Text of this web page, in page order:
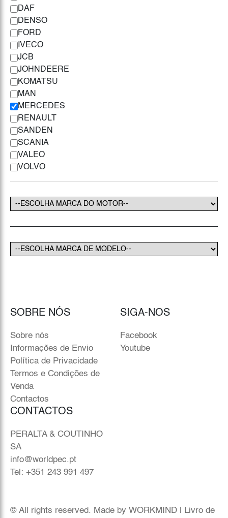
DAF
DENSO
FORD
IVECO
JCB
JOHNDEERE
KOMATSU
MAN
MERCEDES
RENAULT
SANDEN
SCANIA
VALEO
VOLVO
SOBRE NÓS
Sobre nós
Informações de Envio
Política de Privacidade
Termos e Condições de
Venda
Contactos
SIGA-NOS
Facebook
Youtube
CONTACTOS
PERALTA & COUTINHO
SA
info@worldpec.pt
Tel: +351 243 991 497
© All rights reserved. Made by WORKMIND Livro de